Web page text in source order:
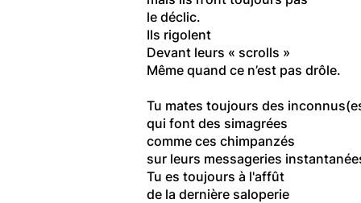
le déclic.
Ils rigolent
Devant leurs « scrolls »
Même quand ce n’est pas drôle.
Tu mates toujours des
qui font des simagrées
comme ces chimpanzés
sur leurs messageries
Tu es toujours à l'affût
de la dernière saloperie